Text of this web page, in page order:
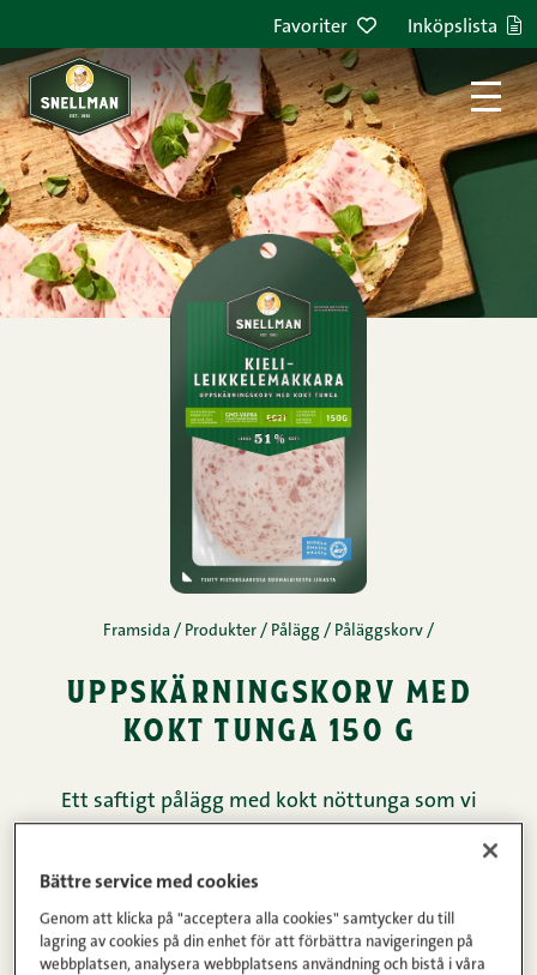
Favoriter Inköpslista
Framsida / Produkter / Pålägg / Påläggskorv /
uppskärningskorv med
kokt tunga 150 g
Ett saftigt pålägg med kokt nöttunga som vi
klassiker i vårt påläggssortiment. Utan svål och
natriumglutamat förstås.
Bättre service med cookies
Genom att klicka på "acceptera alla cookies" samtycker du till
lagring av cookies på din enhet för att förbättra navigeringen på
webbplatsen, analysera webbplatsens användning och bistå i våra